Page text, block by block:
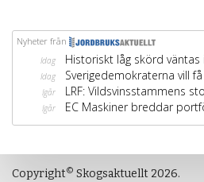
Copyright© Skogsaktuellt 2026.